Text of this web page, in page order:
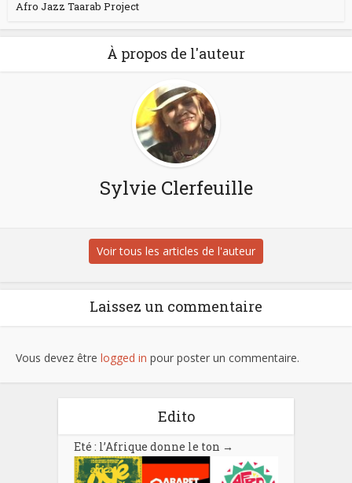
Afro Jazz Taarab Project
À propos de l'auteur
Sylvie Clerfeuille
Voir tous les articles de l'auteur
Laissez un commentaire
Vous devez être logged in pour poster un commentaire.
Edito
Eté : l’Afrique donne le ton →